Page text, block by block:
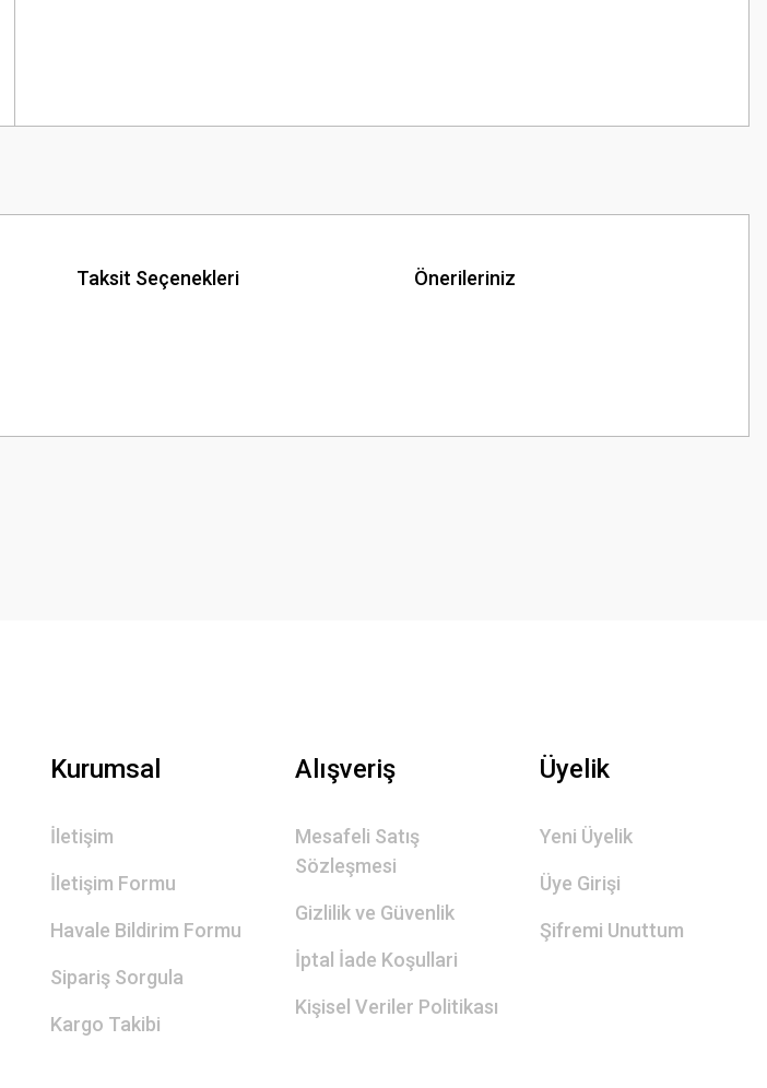
Taksit Seçenekleri Önerileriniz
Kurumsal
İletişim
İletişim Formu
Havale Bildirim Formu
Sipariş Sorgula
Kargo Takibi
Alışveriş
Mesafeli Satış
Sözleşmesi
Gizlilik ve Güvenlik
İptal İade Koşullari
Kişisel Veriler Politikası
Üyelik
Yeni Üyelik
Üye Girişi
Şifremi Unuttum